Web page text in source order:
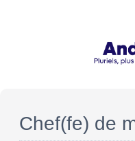
Chef(fe) de